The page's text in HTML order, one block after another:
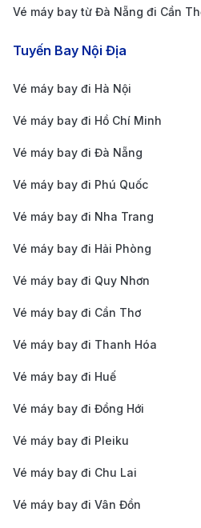
chuyến bay có chi phí hợp
Lý do bạn nên đặt
Booking?
Giá vé cạnh tranh, cập
thông minh của 190
vé từ nhiều hãng hàng
vấn viên luôn sẵn sàng hỗ
lý thay đổi lịch trình đến
sinh trong quá trình di
khoản ngân hàng và ví
thực hiện giao dịch một
mật.
đặt phòng khách sạn, thuê
Vé máy bay từ Đà Nẵng đi Cần
Tuyến Bay Nội Địa
Vé máy bay đi Hà Nội
Vé máy bay đi Hồ Chí Minh
Vé máy bay đi Đà Nẵng
Vé máy bay đi Phú Quốc
Vé máy bay đi Nha Trang
Vé máy bay đi Hải Phòng
Vé máy bay đi Quy Nhơn
Vé máy bay đi Cần Thơ
Vé máy bay đi Thanh Hóa
Vé máy bay đi Huế
Vé máy bay đi Đồng Hới
Vé máy bay đi Pleiku
Vé máy bay đi Chu Lai
Vé máy bay đi Vân Đồn